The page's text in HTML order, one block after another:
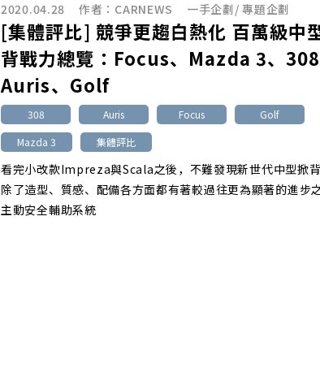
2020.04.28 作者： CARNEWS 一手企劃 /專題企劃
[集體評比] 競爭更趨白熱化 百萬級中
背戰力總覽：Focus、Mazda 3、308
Auris、Golf
308 Auris Focus
Golf
Mazda 3
集體評比
看完小改款Impreza與Scala之後，不難發現新世代中型掀
除了造型、質感、配備各方面都有著較過往更為顯著的進步之
主動安全輔助系統